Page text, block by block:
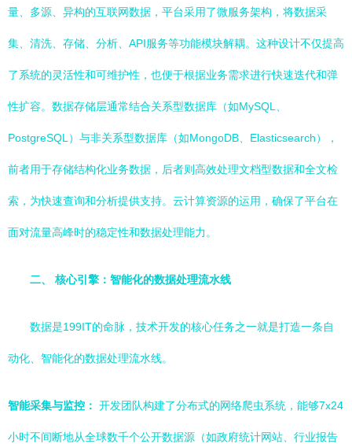
量、多源、异构的互联网数据，平台采用了微服务架构，将数据采
集、清洗、存储、分析、API服务等功能模块解耦。这种设计不仅提高
了系统的灵活性和可维护性，也便于根据业务需求进行快速迭代和弹
性扩容。数据存储层通常结合关系型数据库（如MySQL、
PostgreSQL）与非关系型数据库（如MongoDB、Elasticsearch），
前者用于存储结构化业务数据，后者则高效处理文档型数据和全文检
索，为快速查询和分析提供支持。云计算资源的运用，确保了平台在
面对流量高峰时的稳定性和数据处理能力。
二、 核心引擎：智能化的数据处理流水线
数据是199IT的命脉，技术开发的核心任务之一就是打造一条自
动化、智能化的数据处理流水线。
智能采集与监控： 开发团队构建了分布式的网络爬虫系统，能够7x24
小时不间断地从全球数千个公开数据源（如政府统计网站、行业报告